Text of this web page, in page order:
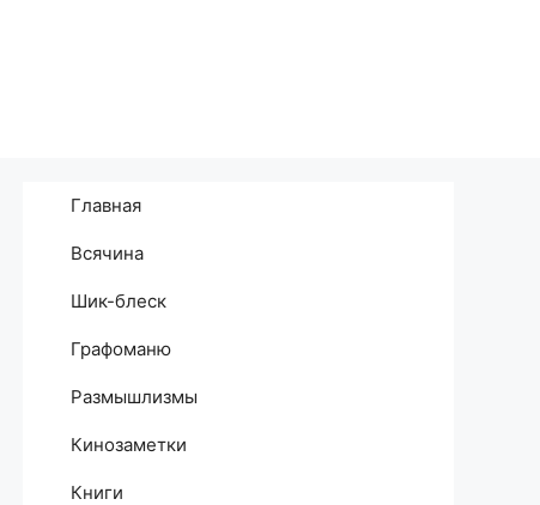
Главная
Всячина
Шик-блеск
Графоманю
Размышлизмы
Кинозаметки
Книги